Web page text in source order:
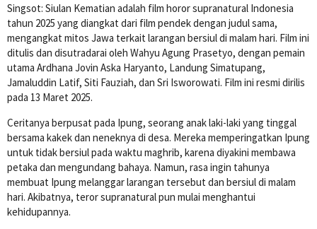
Singsot: Siulan Kematian adalah film horor supranatural Indonesia
tahun 2025 yang diangkat dari film pendek dengan judul sama,
mengangkat mitos Jawa terkait larangan bersiul di malam hari. Film ini
ditulis dan disutradarai oleh Wahyu Agung Prasetyo, dengan pemain
utama Ardhana Jovin Aska Haryanto, Landung Simatupang,
Jamaluddin Latif, Siti Fauziah, dan Sri Isworowati. Film ini resmi dirilis
pada 13 Maret 2025.
Ceritanya berpusat pada Ipung, seorang anak laki-laki yang tinggal
bersama kakek dan neneknya di desa. Mereka memperingatkan Ipung
untuk tidak bersiul pada waktu maghrib, karena diyakini membawa
petaka dan mengundang bahaya. Namun, rasa ingin tahunya
membuat Ipung melanggar larangan tersebut dan bersiul di malam
hari. Akibatnya, teror supranatural pun mulai menghantui
kehidupannya.